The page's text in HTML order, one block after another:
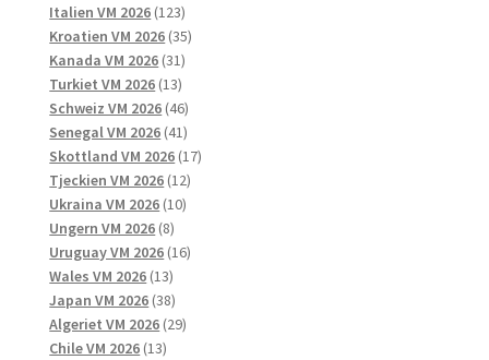
Italien VM 2026 123123
produkter
Kroatien VM 2026 3535
Kanada VM 2026 3131
produkter
Turkiet VM 2026 1313
produkter
Schweiz VM 2026 4646
produkter
Senegal VM 2026 4141
produkter
Skottland VM 2026 1717
Tjeckien VM 2026 1212
Ukraina VM 2026 1010
Ungern VM 2026 88
produkter
Uruguay VM 2026 1616
Wales VM 2026 1313
produkter
Japan VM 2026 3838
produkter
Algeriet VM 2026 2929
Chile VM 2026 1313